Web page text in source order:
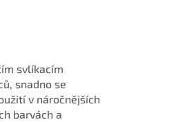
svlíkacím
snadno se
v náročnějších
barvách a